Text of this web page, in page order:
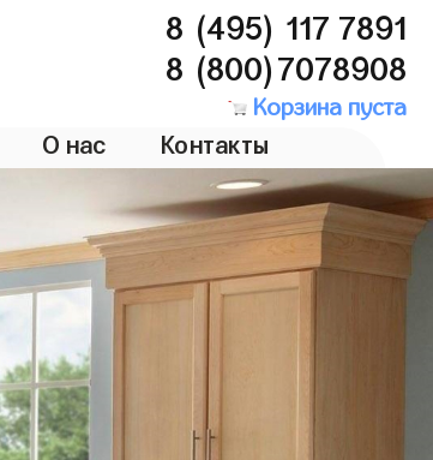
8 (495) 117 7891
8 (800)7078908
Корзина пуста
О нас Контакты